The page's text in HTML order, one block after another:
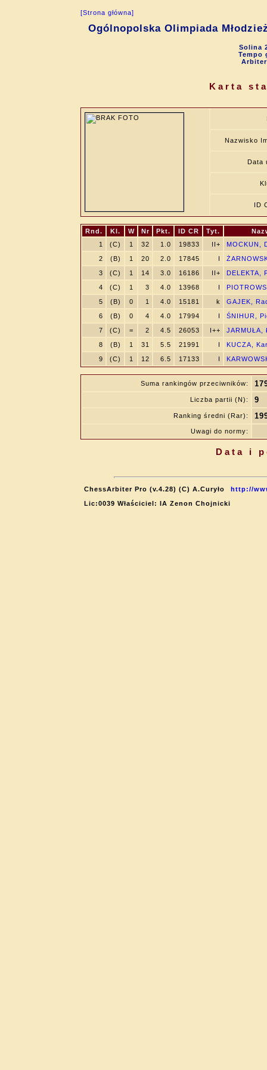
[Strona główna]
Ogólnopolska Olimpiada
Solina
Tempo
Karta
Nazwisko
Data
ID
Rnd. Kl. W Nr Pkt. ID CR Tyt.
1
(C) 1 32 1.0 19833 II+
MOCKUN,
2
(B) 1 20 2.0 17845 I
3
(C) 1 14 3.0 16186 II+
DELEKTA,
4
(C) 1 3 4.0 13968 I
5
(B) 0 1 4.0 15181 k
GAJEK,
6
(B) 0 4 4.0 17994 I
ŚNIHUR,
7
(C) = 2 4.5 26053 I++
JARMUŁA,
8
(B) 1 31 5.5 21991 I
KUCZA,
9
(C) 1 12 6.5 17133 I
Suma rankingów przeciwników:
Liczba partii (N): 9
Ranking średni (Rar):
Uwagi do normy:
Data i
ChessArbiter Pro (v.4.28) (C) A.Curyło
http://
Lic:0039 Właściciel: IA Zenon Chojnicki